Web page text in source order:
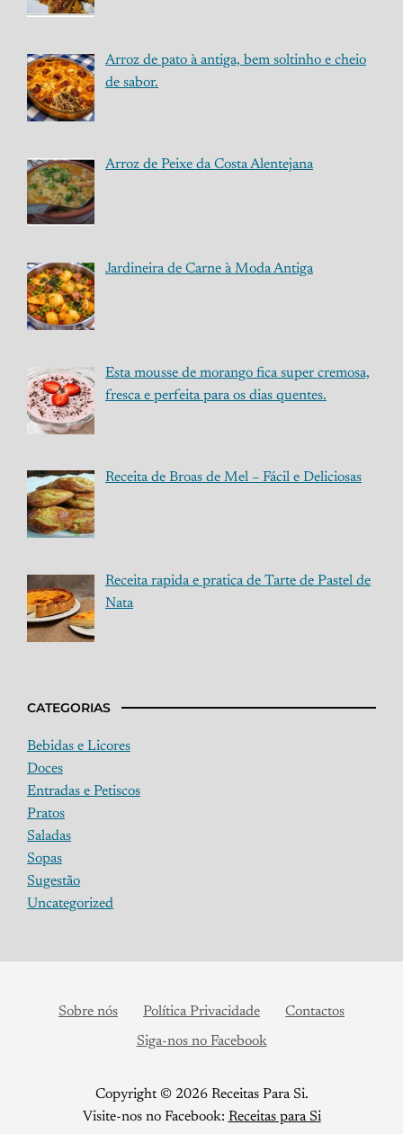
Arroz de pato à antiga, bem soltinho e cheio
de sabor.
Arroz de Peixe da Costa Alentejana
Jardineira de Carne à Moda Antiga
Esta mousse de morango fica super cremosa,
fresca e perfeita para os dias quentes.
Receita de Broas de Mel – Fácil e Deliciosas
Receita rapida e pratica de Tarte de Pastel de
Nata
CATEGORIAS
Bebidas e Licores
Doces
Entradas e Petiscos
Pratos
Saladas
Sopas
Sugestão
Uncategorized
Copyright © 2026 Receitas Para Si.
Visite-nos no Facebook: Receitas para Si
Sobre nós Política Privacidade Contactos
Siga-nos no Facebook